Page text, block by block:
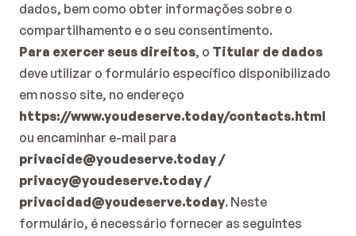
dados, bem como obter informações sobre o
compartilhamento e o seu consentimento.
Para exercer seus direitos, o Titular de dados
deve utilizar o formulário específico disponibilizado
https://www.youdeserve.today/contacts.html
ou encaminhar e-mail para
privacide@youdeserve.today /
privacy@youdeserve.today /
privacidad@youdeserve.today. Neste
formulário, é necessário fornecer as seguintes